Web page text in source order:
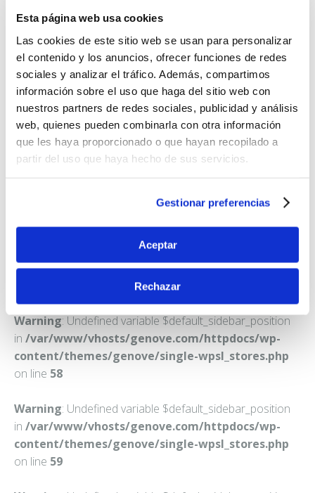
Esta página web usa cookies
Las cookies de este sitio web se usan para personalizar
el contenido y los anuncios, ofrecer funciones de redes
sociales y analizar el tráfico. Además, compartimos
información sobre el uso que haga del sitio web con
nuestros partners de redes sociales, publicidad y análisis
web, quienes pueden combinarla con otra información
que les haya proporcionado o que hayan recopilado a
partir del uso que haya hecho de sus servicios.
Gestionar preferencias
Aceptar
Rechazar
FARMACIA INFIESTA BARCENA, MARIA
AV. DEL BOGATELL, 19
Warning: Undefined variable $default_sidebar_position
in /var/www/vhosts/genove.com/httpdocs/wp-
content/themes/genove/single-wpsl_stores.php
on line 58
Warning: Undefined variable $default_sidebar_position
in /var/www/vhosts/genove.com/httpdocs/wp-
content/themes/genove/single-wpsl_stores.php
on line 59